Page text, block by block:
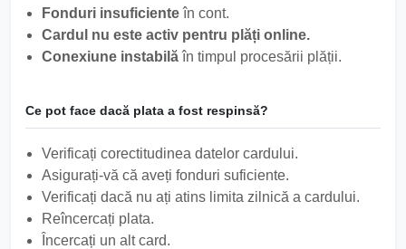
Fonduri insuficienteîn cont.
Cardul nu este activ pentru plăți online.
Conexiune instabilăîn timpul procesării plății.
Ce pot face dacă plata a fost respinsă?
Verificați corectitudinea datelor cardului.
Asigurați-vă că aveți fonduri suficiente.
Verificați dacă nu ați atins limita zilnică a cardului.
Reîncercați plata.
Încercați un alt card.